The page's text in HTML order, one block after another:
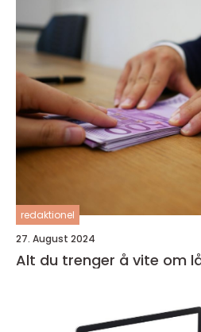
redaktionel
27. August 2024
Alt du trenger å vite om